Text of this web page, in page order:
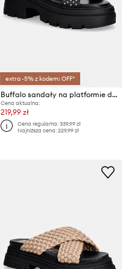
extra -5% z kodem: OFF*
Buffalo sandały na platformie damskie Vega Cross
Cena aktualna:
219,99 zł
Cena regularna:339,99 zł
Najniższa cena:229,99 zł